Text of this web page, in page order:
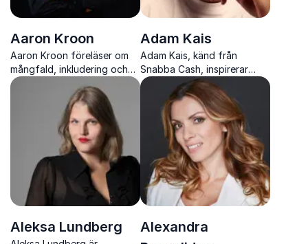
Aaron Kroon
Aaron Kroon föreläser om
mångfald, inkludering och
förändringsarbete med
skärpa, mod och personliga
Adam Kais
Adam Kais, känd från
Snabba Cash, inspirerar
unga genom en stark och
verklighetsnära berättelse.
Aleksa Lundberg
Alexandra